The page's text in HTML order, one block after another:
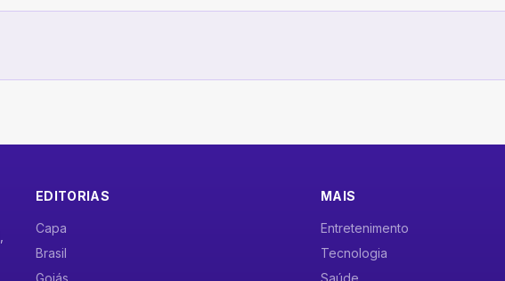
EDITORIAS
Capa
Brasil
Goiás
MAIS
Entretenimento
Tecnologia
Saúde